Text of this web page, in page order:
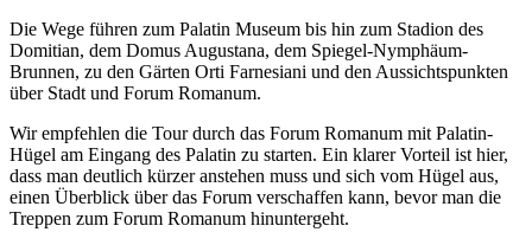
Die Wege führen zum Palatin Museum bis hin zum Stadion des
Domitian, dem Domus Augustana, dem Spiegel-Nymphäum-
Brunnen, zu den Gärten Orti Farnesiani und den Aussichtspunkten
über Stadt und Forum Romanum.
Wir empfehlen die Tour durch das Forum Romanum mit Palatin-
Hügel am Eingang des Palatin zu starten. Ein klarer Vorteil ist hier,
dass man deutlich kürzer anstehen muss und sich vom Hügel aus,
einen Überblick über das Forum verschaffen kann, bevor man die
Treppen zum Forum Romanum hinuntergeht.